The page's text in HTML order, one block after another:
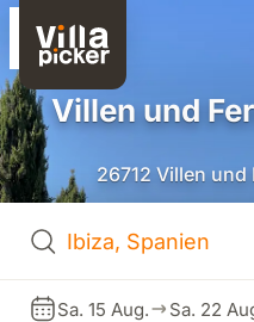
Villen und
26712 Villen und
Sa. 15 Aug. Sa. 22